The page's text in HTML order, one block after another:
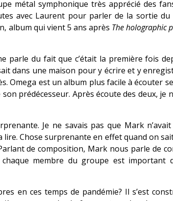
métal symphonique très apprécié des
avec Laurent pour parler de la sortie du
album qui vient 5 ans après The holographic
parle du fait que c’était la première fois
dans une maison pour y écrire et y
Omega est un album plus facile à écouter
prédécesseur. Après écoute des deux, je
Je ne savais pas que Mark n’avait
Chose surprenante en effet quand on
de composition, Mark nous parle de
membre du groupe est important
en ces temps de pandémie? Il s’est